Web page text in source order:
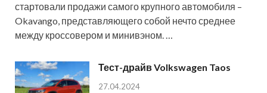
стартовали продажи самого крупного автомобиля –
Okavango, представляющего собой нечто среднее
между кроссовером и минивэном. …
Тест-драйв Volkswagen Taos
27.04.2024